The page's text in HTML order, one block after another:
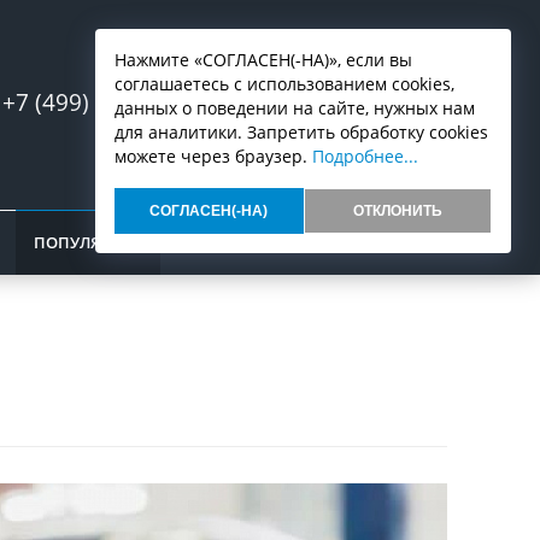
+7 (499) 553-07-03 Запись онлайн
ПОПУЛЯРНОЕ
Нажмите «СОГЛАСЕН(-НА)», если вы
соглашаетесь с использованием cookies,
данных о поведении на сайте, нужных нам
для аналитики. Запретить обработку cookies
можете через браузер. Подробнее...
СОГЛАСЕН(-НА) ОТКЛОНИТЬ